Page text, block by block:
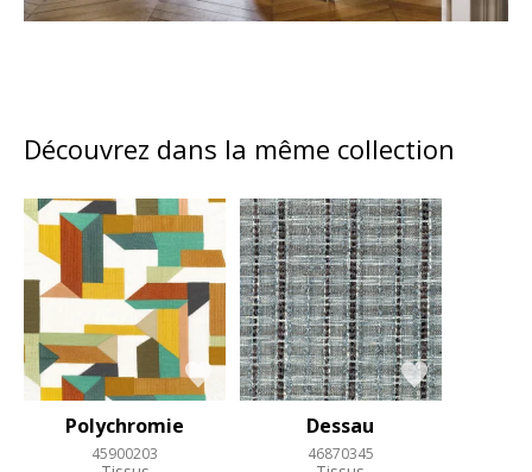
Découvrez dans la même collection
Polychromie
45900203
Dessau
46870345